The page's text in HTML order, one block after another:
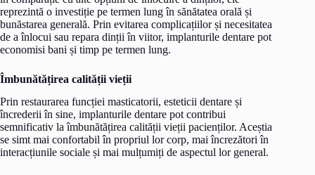
reprezintă o investiție pe termen lung în sănătatea orală și
bunăstarea generală. Prin evitarea complicațiilor și necesitatea
de a înlocui sau repara dinții în viitor, implanturile dentare pot
economisi bani și timp pe termen lung.
Îmbunătățirea calității vieții
Prin restaurarea funcției masticatorii, esteticii dentare și
încrederii în sine, implanturile dentare pot contribui
semnificativ la îmbunătățirea calității vieții pacienților. Aceștia
se simt mai confortabil în propriul lor corp, mai încrezători în
interacțiunile sociale și mai mulțumiți de aspectul lor general.